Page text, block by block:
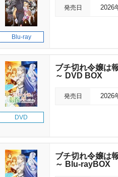
Blu-ray
発売日 2026
DVD
ブチ切れ令嬢は
～ DVD BOX
発売日 2026
ブチ切れ令嬢は
～ Blu-rayBOX